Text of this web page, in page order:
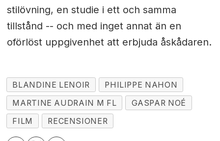
stilövning, en studie i ett och samma
tillstånd -- och med inget annat än en
oförlöst uppgivenhet att erbjuda åskådaren.
BLANDINE LENOIR
PHILIPPE NAHON
MARTINE AUDRAIN M FL
GASPAR NOÉ
FILM
RECENSIONER